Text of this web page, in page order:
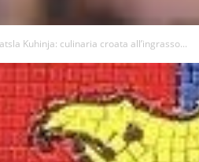
Kuhinja: culinaria croata all’ingrasso...